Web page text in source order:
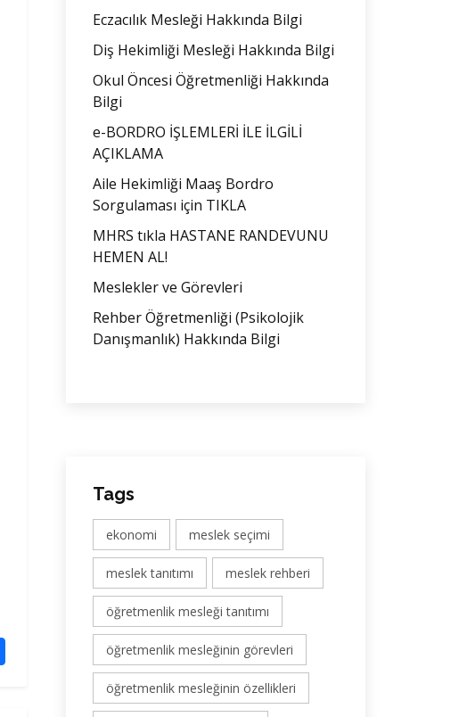
Eczacılık Mesleği Hakkında Bilgi
Diş Hekimliği Mesleği Hakkında Bilgi
Okul Öncesi Öğretmenliği Hakkında
Bilgi
e-BORDRO İŞLEMLERİ İLE İLGİLİ
AÇIKLAMA
Aile Hekimliği Maaş Bordro
Sorgulaması için TIKLA
MHRS tıkla HASTANE RANDEVUNU
HEMEN AL!
Meslekler ve Görevleri
Rehber Öğretmenliği (Psikolojik
Danışmanlık) Hakkında Bilgi
Tags
ekonomi meslek seçimi
meslek tanıtımı meslek rehberi
öğretmenlik mesleği tanıtımı
öğretmenlik mesleğinin görevleri
öğretmenlik mesleğinin özellikleri